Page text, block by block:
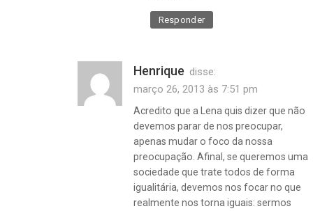
Responder
Henrique disse:
março 26, 2013 às 7:51 pm
Acredito que a Lena quis dizer que não
devemos parar de nos preocupar,
apenas mudar o foco da nossa
preocupação. Afinal, se queremos uma
sociedade que trate todos de forma
igualitária, devemos nos focar no que
realmente nos torna iguais: sermos